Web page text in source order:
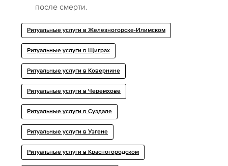
после смерти.
Ритуальные услуги в Железногорске-Илимском
Ритуальные услуги в Щиграх
Ритуальные услуги в Ковернине
Ритуальные услуги в Черемхове
Ритуальные услуги в Суздале
Ритуальные услуги в Узгене
Ритуальные услуги в Красногородском